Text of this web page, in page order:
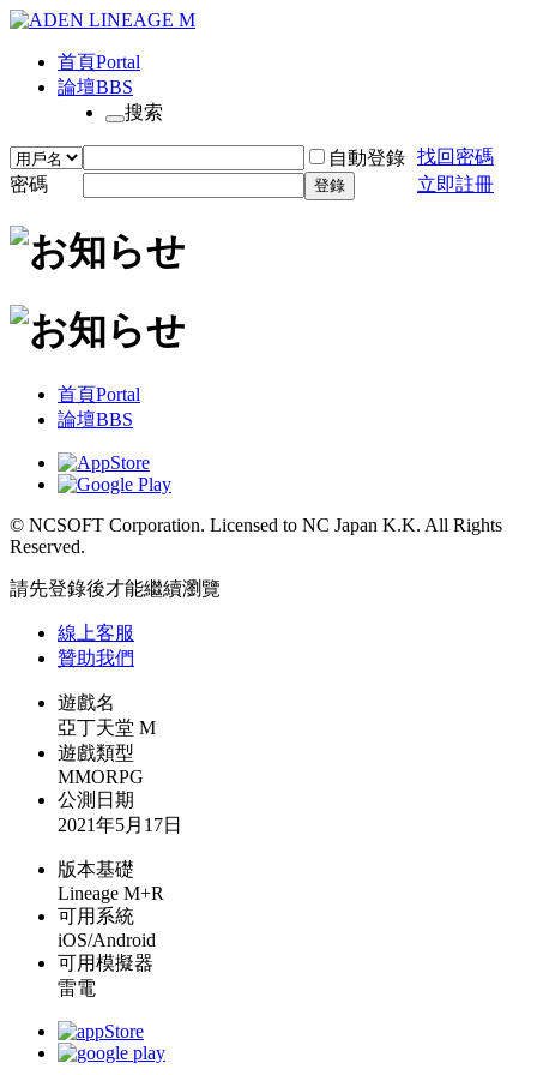
首頁Portal
論壇BBS
搜索
自動登錄 找回密碼
密碼
登錄 立即註冊
首頁Portal
論壇BBS
© NCSOFT Corporation. Licensed to NC Japan K.K. All Rights
Reserved.
請先登錄後才能繼續瀏覽
線上客服
贊助我們
遊戲名
亞丁天堂 M
遊戲類型
MMORPG
公測日期
2021年5月17日
版本基礎
Lineage M+R
可用系統
iOS/Android
可用模擬器
雷電